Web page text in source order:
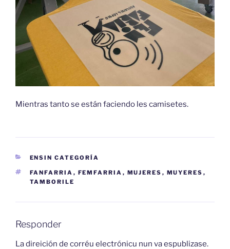
Mientras tanto se están faciendo les camisetes.
CATEGORÍES
ENSIN CATEGORÍA
ETIQUETES
FANFARRIA , FEMFARRIA , MUJERES , MUYERES ,
TAMBORILE
Responder
La direición de corréu electrónicu nun va espublizase.